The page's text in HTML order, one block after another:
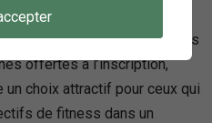
vestiaires, des douches
spécialisées. Avec des
offertes à l’inscription,
choix attractif pour ceux qui
de fitness dans un